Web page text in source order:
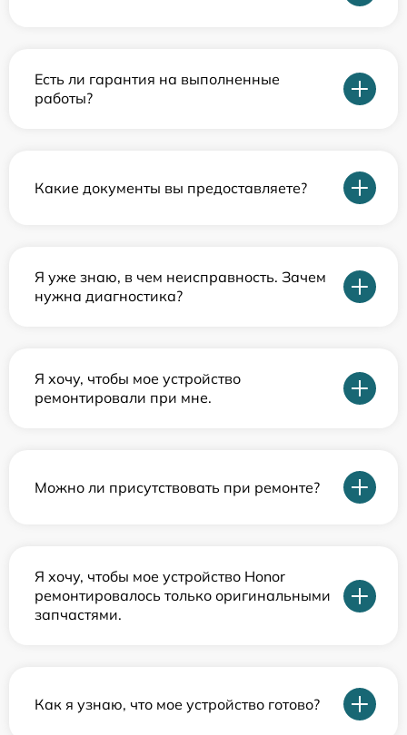
Есть ли гарантия на выполненные
работы?
Какие документы вы предоставляете?
Я уже знаю, в чем неисправность. Зачем
нужна диагностика?
Я хочу, чтобы мое устройство
ремонтировали при мне.
Можно ли присутствовать при ремонте?
Я хочу, чтобы мое устройство Honor
ремонтировалось только оригинальными
запчастями.
Как я узнаю, что мое устройство готово?